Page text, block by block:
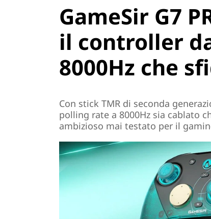
GameSir G7
il controller
8000Hz che
Con stick TMR di seconda
polling rate a 8000Hz sia cablato
ambizioso mai testato per il